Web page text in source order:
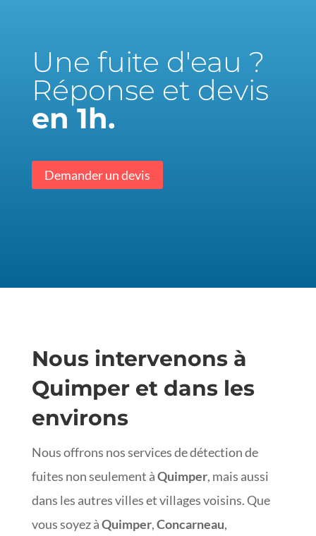
Une fuite d'eau ?
Réponse et devis
en 1h.
Demander un devis
Nous intervenons à
Quimper et dans les
environs
Nous offrons nos services de détection de
fuites non seulement àQuimper, mais aussi
dans les autres villes et villages voisins. Que
vous soyez àQuimper,Concarneau,